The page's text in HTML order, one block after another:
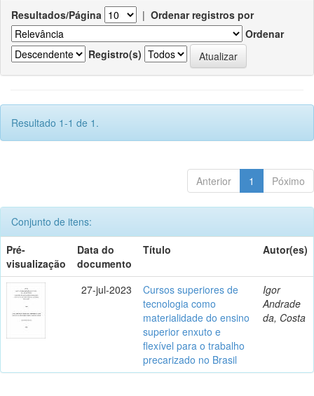
Resultados/Página | Ordenar registros por
Ordenar
Registro(s)
Resultado 1-1 de 1.
Anterior 1 Póximo
Conjunto de itens:
Pré-
visualização
Data do
documento
Título Autor(es)
27-jul-2023
Cursos superiores de
tecnologia como
materialidade do ensino
superior enxuto e
flexível para o trabalho
precarizado no Brasil
Igor
Andrade
da, Costa